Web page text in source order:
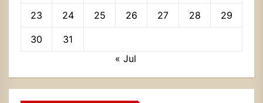
23 24 25 26 27 28 29
30
31
« Jul